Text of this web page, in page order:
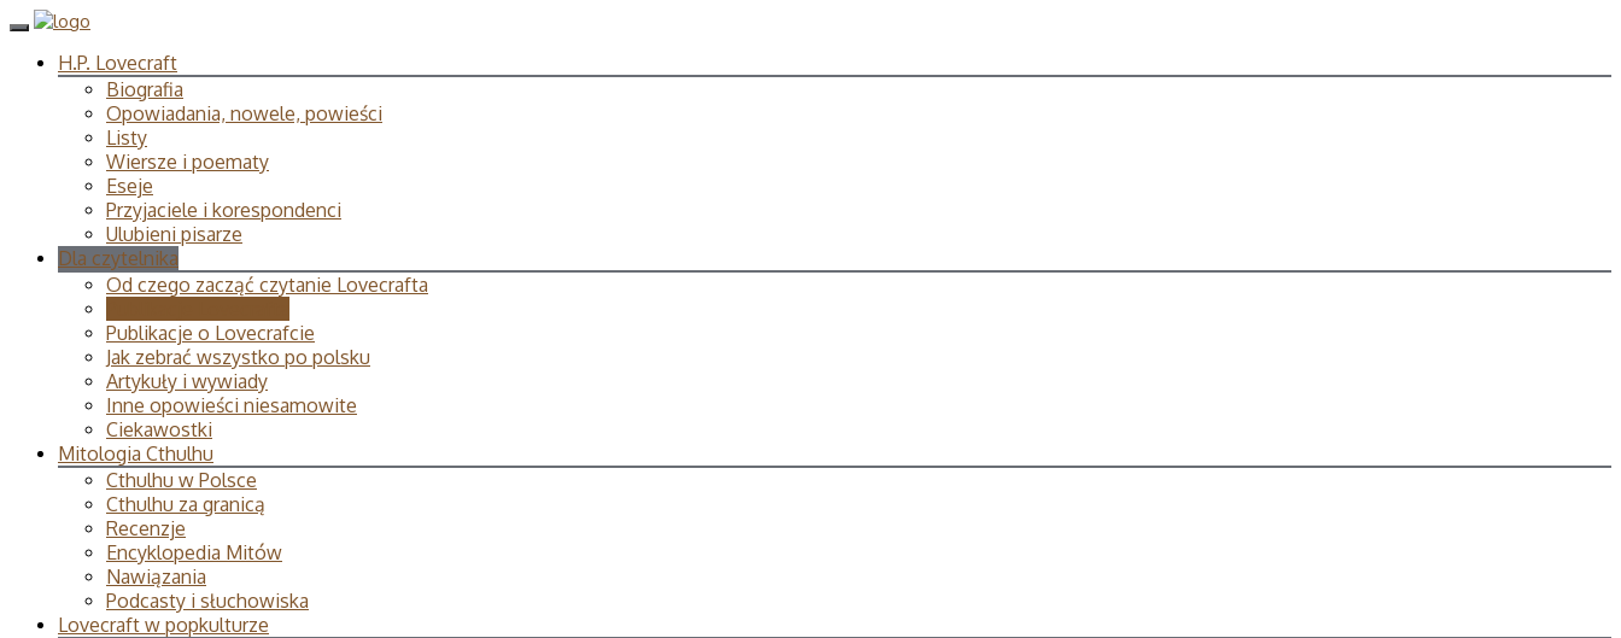
H.P. Lovecraft
Biografia
Opowiadania, nowele, powieści
Listy
Wiersze i poematy
Eseje
Przyjaciele i korespondenci
Ulubieni pisarze
Dla czytelnika
Od czego zacząć czytanie Lovecrafta
Publikacje o Lovecrafcie
Jak zebrać wszystko po polsku
Artykuły i wywiady
Inne opowieści niesamowite
Ciekawostki
Mitologia Cthulhu
Cthulhu w Polsce
Cthulhu za granicą
Recenzje
Encyklopedia Mitów
Nawiązania
Podcasty i słuchowiska
Lovecraft w popkulturze